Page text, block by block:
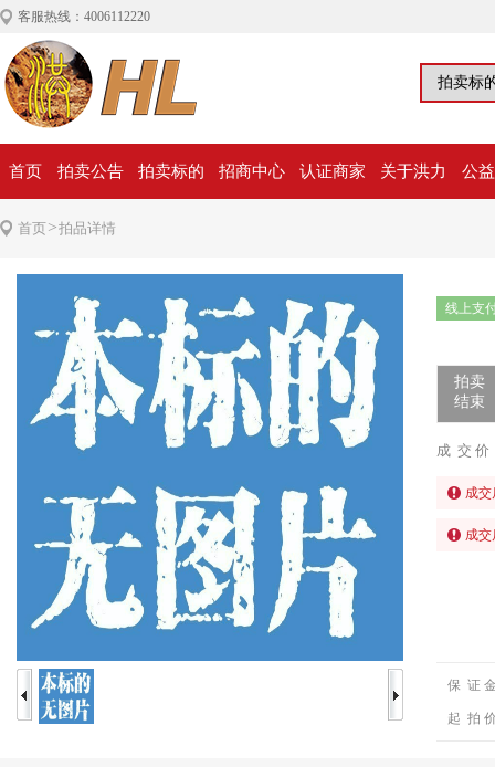
客服热线：4006112220
首页 拍卖公告 拍卖标的 招商中心 认证商家 关于洪力 公
首页>拍品详情
线上支
拍卖
结束
成 交 价
成
成
保 证
起 拍